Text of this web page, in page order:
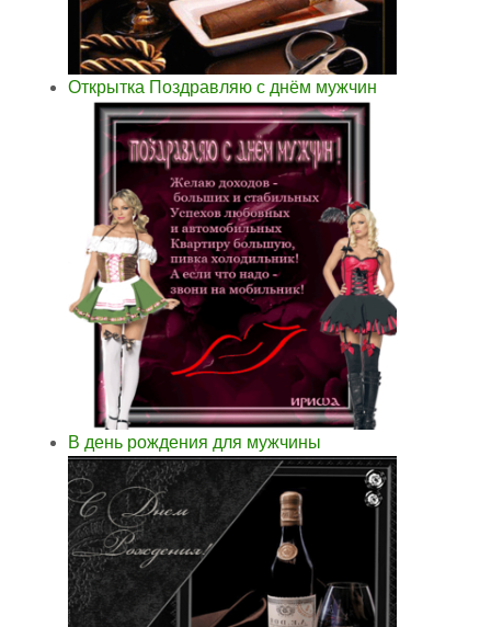
Открытка Поздравляю с днём мужчин
В день рождения для мужчины